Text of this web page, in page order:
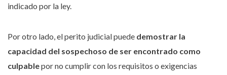
indicado por la ley.
Por otro lado, el perito judicial puede demostrar la
capacidad del sospechoso de ser encontrado como
culpablepor no cumplir con los requisitos o exigencias